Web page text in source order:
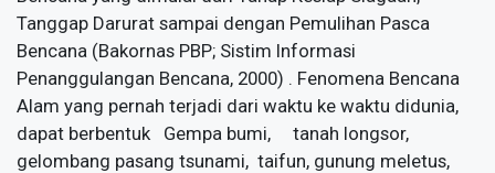
Tanggap Darurat sampai dengan Pemulihan Pasca
Bencana (Bakornas PBP; Sistim Informasi
Penanggulangan Bencana, 2000) . Fenomena Bencana
Alam yang pernah terjadi dari waktu ke waktu didunia,
dapat berbentuk Gempa bumi, tanah longsor,
gelombang pasang tsunami, taifun, gunung meletus,